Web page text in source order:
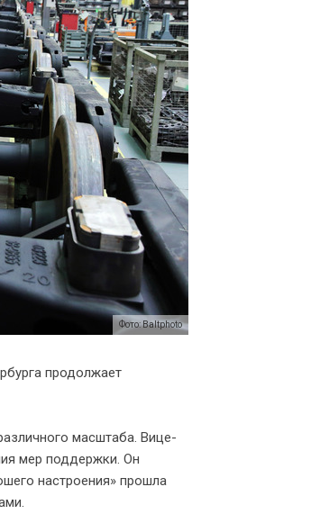
Фото: Baltphoto
продолжает
масштаба. Вице-
мер поддержки. Он
настроения» прошла